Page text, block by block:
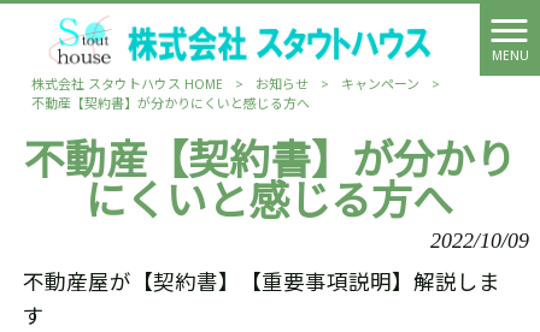
MENU
株式会社 スタウトハウス HOME
> お知らせ > キャンペーン
>
不動産【契約書】が分かりにくいと感じる方へ
不動産【契約書】が分かり
にくいと感じる方へ
2022/10/09
不動産屋が【契約書】【重要事項説明】解説しま
す